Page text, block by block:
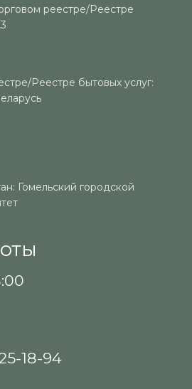
реестре/Реестре
Реестре бытовых услуг:
Гомельский городской
18-94